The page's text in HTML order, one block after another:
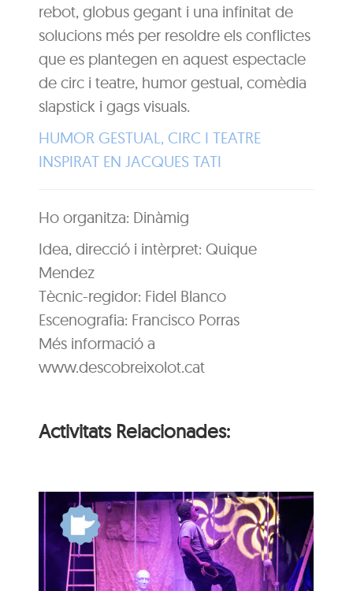
rebot, globus gegant i una infinitat de
solucions més per resoldre els conflictes
que es plantegen en aquest espectacle
de circ i teatre, humor gestual, comèdia
slapstick i gags visuals.
HUMOR GESTUAL, CIRC I TEATRE
INSPIRAT EN JACQUES TATI
Ho organitza: Dinàmig
Idea, direcció i intèrpret: Quique
Mendez
Tècnic-regidor: Fidel Blanco
Escenografia: Francisco Porras
Més informació a
www.descobreixolot.cat
Activitats Relacionades:
Els meus arbres